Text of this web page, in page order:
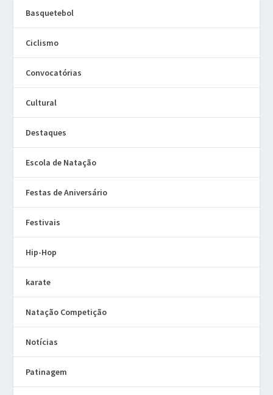
Basquetebol
Ciclismo
Convocatórias
Cultural
Destaques
Escola de Natação
Festas de Aniversário
Festivais
Hip-Hop
karate
Natação Competição
Notícias
Patinagem